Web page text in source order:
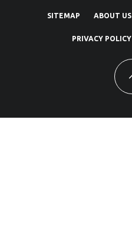
SITEMAP ABOUT US
PRIVACY POLICY